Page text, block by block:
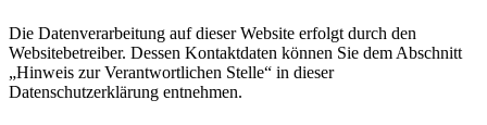
Die Datenverarbeitung auf dieser Website erfolgt durch den
Websitebetreiber. Dessen Kontaktdaten können Sie dem Abschnitt
„Hinweis zur Verantwortlichen Stelle“ in dieser
Datenschutzerklärung entnehmen.